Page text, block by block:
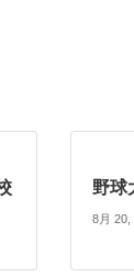
野球
8月 20,